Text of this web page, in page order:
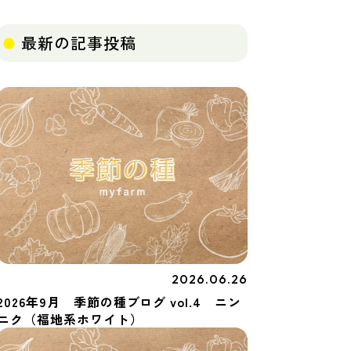
最新の記事投稿
2026.06.26
年9月 季節の種ブログ vol.4 ニン
ク（福地系ホワイト）